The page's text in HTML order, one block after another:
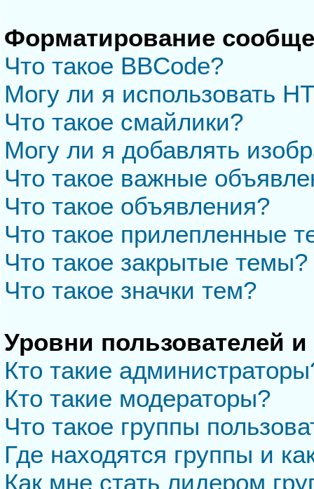
Форматирование
Что такое BBCode?
Могу ли я использовать
Что такое смайлики?
Могу ли я добавлять
Что такое важные
Что такое объявления?
Что такое прилепленные
Что такое закрытые темы?
Что такое значки тем?
Уровни пользователей
Кто такие
Кто такие модераторы?
Что такое группы
Где находятся группы и
Как мне стать лидером